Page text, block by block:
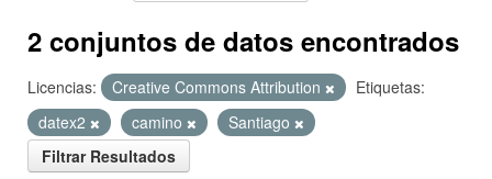
2 conjuntos de datos encontrados
Licencias: Creative Commons Attribution
Etiquetas:
datex2
camino
Santiago
Filtrar Resultados